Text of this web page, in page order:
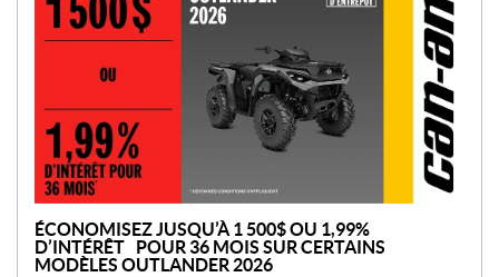
m
o
n
ÉCONOMISEZ JUSQU’À 1 500$ OU 1,99%
D’INTÉRÊT POUR 36 MOIS SUR CERTAINS
MODÈLES OUTLANDER 2026